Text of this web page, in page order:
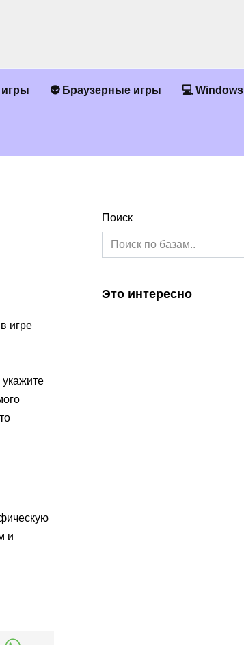
👽 Браузерные игры 💻 Windows
игре
и
Поиск
Это интересно